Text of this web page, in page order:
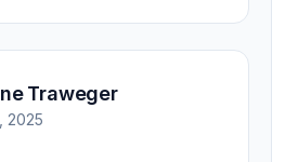
to someone who was
kind, and clearly wanted to
It has been a few
many revisions and direct
release notes are in a way
Traweger
2025